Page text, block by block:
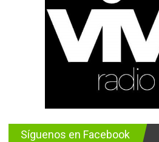
Síguenos en Facebook